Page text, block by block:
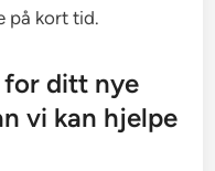
på kort tid.
ditt nye
vi kan hjelpe